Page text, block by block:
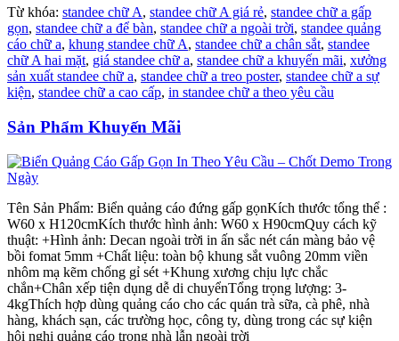
Từ khóa: standee chữ A, standee chữ A giá rẻ, standee chữ a gấp
gọn, standee chữ a để bàn, standee chữ a ngoài trời, standee quảng
cáo chữ a, khung standee chữ A, standee chữ a chân sắt, standee
chữ A hai mặt, giá standee chữ a, standee chữ a khuyến mãi, xưởng
sản xuất standee chữ a, standee chữ a treo poster, standee chữ a sự
kiện, standee chữ a cao cấp, in standee chữ a theo yêu cầu
Sản Phẩm Khuyến Mãi
Tên Sản Phẩm: Biển quảng cáo đứng gấp gọnKích thước tổng thể :
W60 x H120cmKích thước hình ảnh: W60 x H90cmQuy cách kỹ
thuật: +Hình ảnh: Decan ngoài trời in ấn sắc nét cán màng bảo vệ
bồi fomat 5mm +Chất liệu: toàn bộ khung sắt vuông 20mm viền
nhôm mạ kẽm chống gỉ sét +Khung xương chịu lực chắc
chắn+Chân xếp tiện dụng dễ di chuyểnTổng trọng lượng: 3-
4kgThích hợp dùng quảng cáo cho các quán trà sữa, cà phê, nhà
hàng, khách sạn, các trường học, công ty, dùng trong các sự kiện
hội nghị quảng cáo trong nhà lẫn ngoài trời